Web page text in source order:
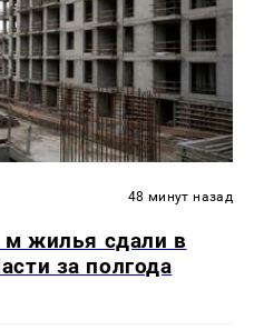
48 минут назад
жилья сдали в
за полгода